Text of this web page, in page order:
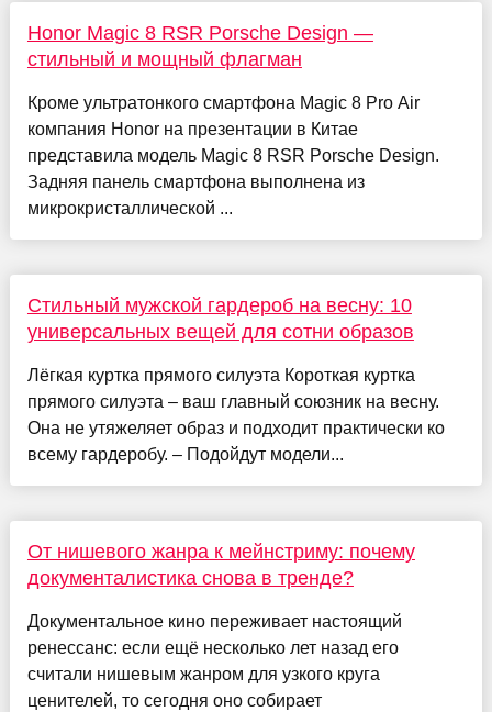
Honor Magic 8 RSR Porsche Design —
стильный и мощный флагман
Кроме ультратонкого смартфона Magic 8 Pro Air
компания Honor на презентации в Китае
представила модель Magic 8 RSR Porsche Design.
Задняя панель смартфона выполнена из
микрокристаллической ...
Стильный мужской гардероб на весну: 10
универсальных вещей для сотни образов
Лёгкая куртка прямого силуэта Короткая куртка
прямого силуэта – ваш главный союзник на весну.
Она не утяжеляет образ и подходит практически ко
всему гардеробу. – Подойдут модели...
От нишевого жанра к мейнстриму: почему
документалистика снова в тренде?
Документальное кино переживает настоящий
ренессанс: если ещё несколько лет назад его
считали нишевым жанром для узкого круга
ценителей, то сегодня оно собирает